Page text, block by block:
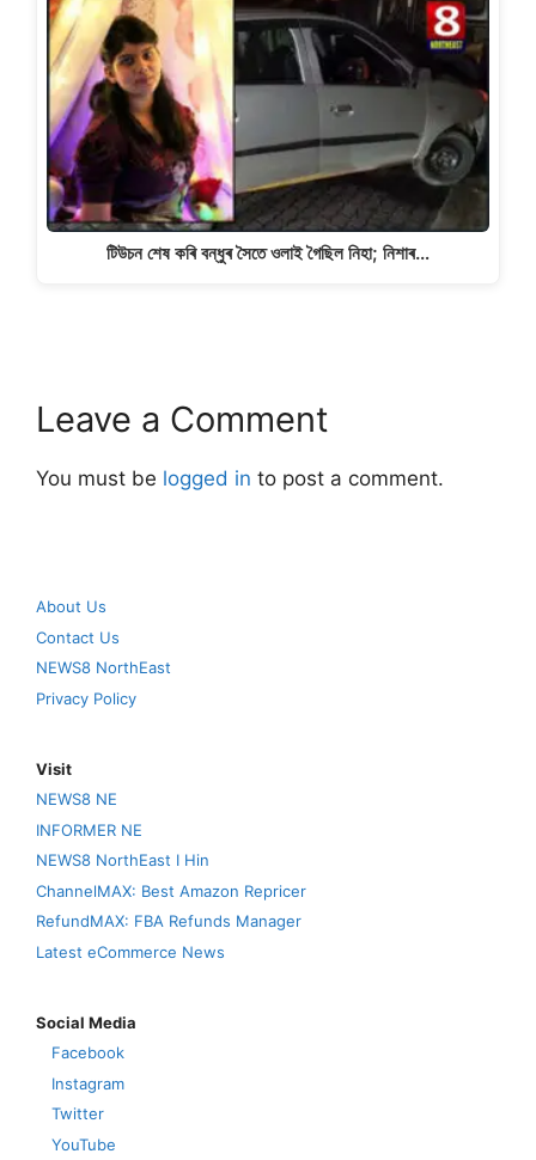
টিউচন শেষ কৰি বন্ধুৰ সৈতে ওলাই গৈছিল নিহা; নিশাৰ…
Leave a Comment
You must be logged in to post a comment.
About Us
Contact Us
NEWS8 NorthEast
Privacy Policy
Visit
NEWS8 NE
INFORMER NE
NEWS8 NorthEast I Hin
ChannelMAX: Best Amazon Repricer
RefundMAX: FBA Refunds Manager
Latest eCommerce News
Social Media
Facebook
Instagram
Twitter
YouTube